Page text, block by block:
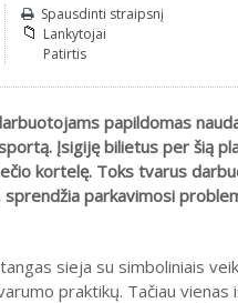
Spausdinti straipsnį
Lankytojai
Patirtis
papildomas
Įsigiję bilietus per šią
kortelę. Toks tvarus
sprendžia parkavimosi
sieja su simboliniais
praktikų. Tačiau